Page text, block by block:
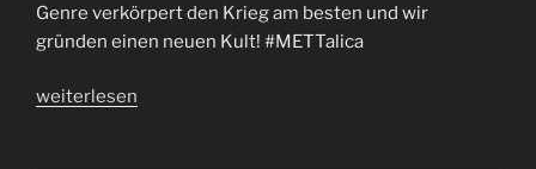
Genre verkörpert den Krieg am besten und wir
gründen einen neuen Kult! #METTalica
„Folge
weiterlesen